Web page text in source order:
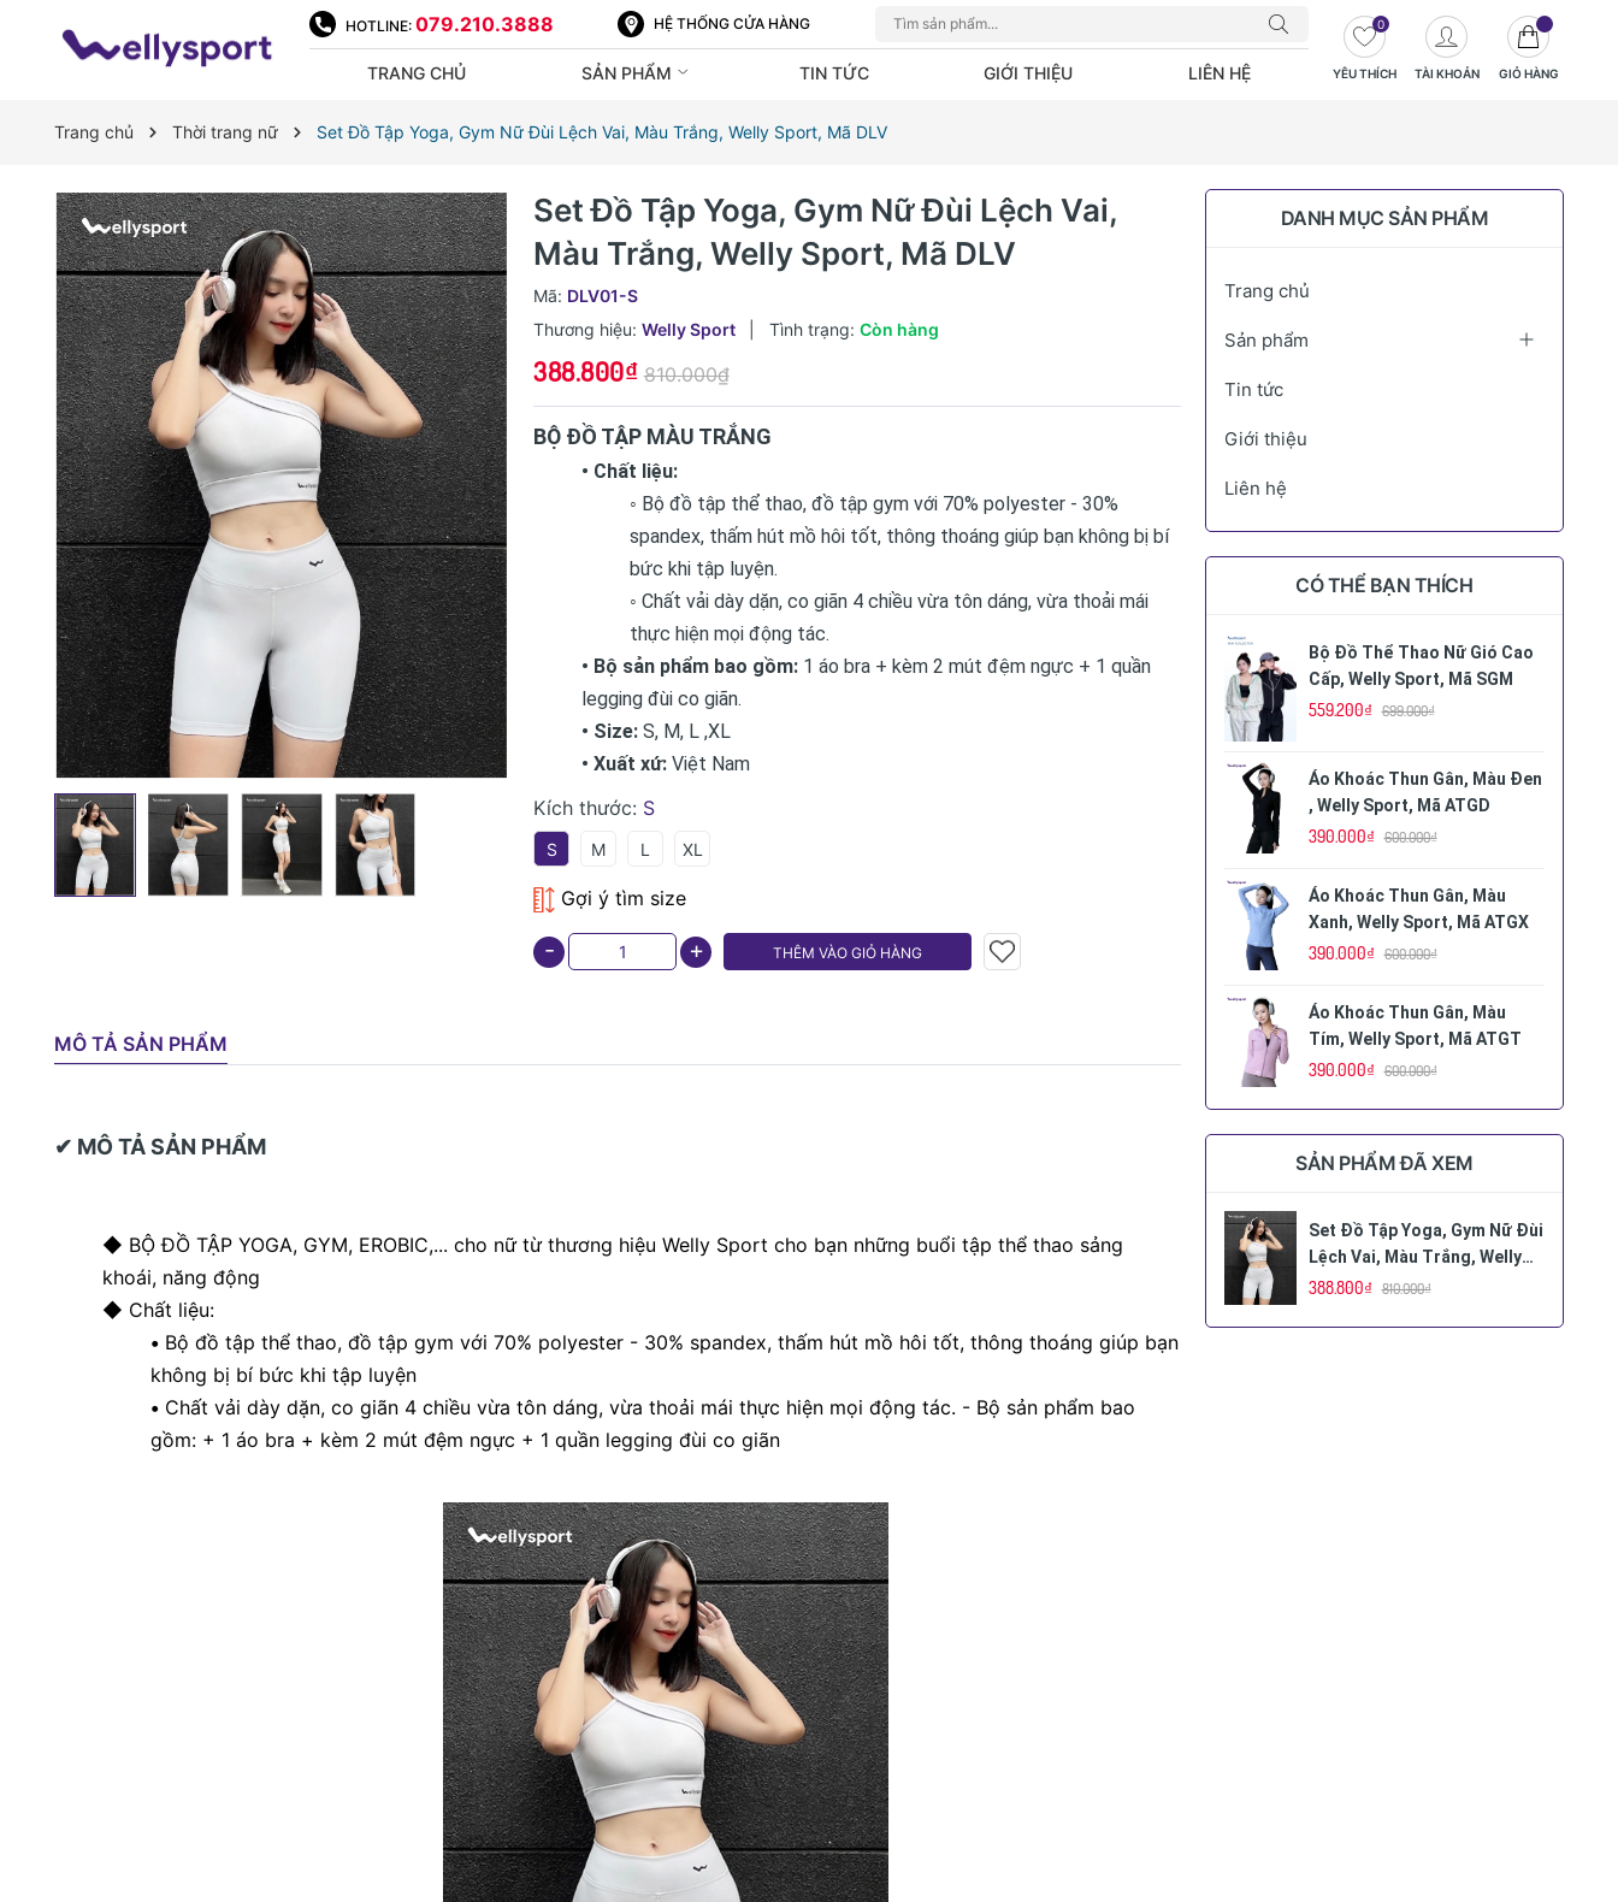
HOTLINE: 079.210.3888 HỆ THỐNG CỬA HÀNG
TRANG CHỦ SẢN PHẨM TIN TỨC GIỚI THIỆU LIÊN HỆ YÊU THÍCH
0
TÀI KHOẢN GIỎ HÀNG
Trang chủ Thời trang nữ Set Đồ Tập Yoga, Gym Nữ Đùi Lệch Vai, Màu Trắng, Welly Sport, Mã DLV
Set Đồ Tập Yoga, Gym Nữ Đùi Lệch Vai,
Màu Trắng, Welly Sport, Mã DLV
Mã: DLV01-S
Thương hiệu: Welly Sport Tình trạng: Còn hàng
388.800₫ 810.000₫
BỘ ĐỒ TẬP MÀU TRẮNG
• Chất liệu:
◦ Bộ đồ tập thể thao, đồ tập gym với 70% polyester - 30%
spandex, thấm hút mồ hôi tốt, thông thoáng giúp bạn không bị bí
bức khi tập luyện.
◦ Chất vải dày dặn, co giãn 4 chiều vừa tôn dáng, vừa thoải mái
thực hiện mọi động tác.
• Bộ sản phẩm bao gồm: 1 áo bra + kèm 2 mút đệm ngực + 1 quần
legging đùi co giãn.
• Size: S, M, L ,XL
• Xuất xứ: Việt Nam
Kích thước: S
S M L XL
Gợi ý tìm size
- + THÊM VÀO GIỎ HÀNG
MÔ TẢ SẢN PHẨM
✔ MÔ TẢ SẢN PHẨM
◆ BỘ ĐỒ TẬP YOGA, GYM, EROBIC,... cho nữ từ thương hiệu Welly Sport cho bạn những buổi tập thể thao sảng
khoái, năng động
◆ Chất liệu:
• Bộ đồ tập thể thao, đồ tập gym với 70% polyester - 30% spandex, thấm hút mồ hôi tốt, thông thoáng giúp bạn
không bị bí bức khi tập luyện
• Chất vải dày dặn, co giãn 4 chiều vừa tôn dáng, vừa thoải mái thực hiện mọi động tác. - Bộ sản phẩm bao
gồm: + 1 áo bra + kèm 2 mút đệm ngực + 1 quần legging đùi co giãn
DANH MỤC SẢN PHẨM
Trang chủ
Sản phẩm
Tin tức
Giới thiệu
Liên hệ
CÓ THỂ BẠN THÍCH
Bộ Đồ Thể Thao Nữ Gió Cao
Cấp, Welly Sport, Mã SGM
559.200₫ 699.000₫
Áo Khoác Thun Gân, Màu Đen
, Welly Sport, Mã ATGD
390.000₫ 600.000₫
Áo Khoác Thun Gân, Màu
Xanh, Welly Sport, Mã ATGX
390.000₫ 600.000₫
Áo Khoác Thun Gân, Màu
Tím, Welly Sport, Mã ATGT
390.000₫ 600.000₫
SẢN PHẨM ĐÃ XEM
Set Đồ Tập Yoga, Gym Nữ Đùi
Lệch Vai, Màu Trắng, Welly
Sport, Mã DLV
388.800₫ 810.000₫